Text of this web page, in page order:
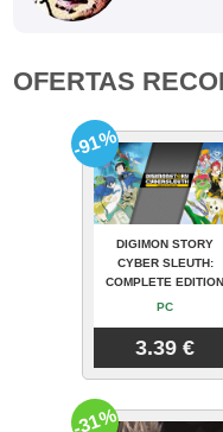
OFERTAS
DIGIMON STORY
CYBER SLEUTH:
COMPLETE EDITION
PC
3.39 €
-91%
-31%